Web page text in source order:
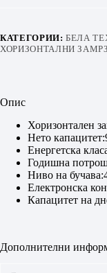
КАТЕГОРИИ:БЕЛА
ХОРИЗОНТАЛНИ
Опис
Хоризонтален
Нето
Енергетска
Годишна
Ниво на
Електронска
Капацитет на
Дополнителни